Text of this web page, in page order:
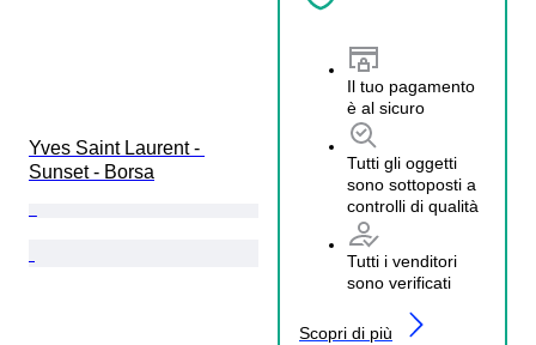
Il tuo pagamento
è al sicuro
Tutti gli oggetti
sono sottoposti a
controlli di qualità
Tutti i venditori
sono verificati
Scopri di più
Yves Saint Laurent -
Sunset - Borsa